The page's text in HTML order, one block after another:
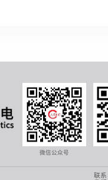
微信公众号
联系